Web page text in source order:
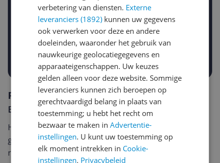
Gewenste daling of bedrag
-10%
Gewenste prijs
€
Prijsalert aanzetten
Reviews
Er zijn nog geen reviews geschreven
Heb jij dit product in bezit en wil je graag je mening
geven? Start dan hieronder met het schrijven van je
review. Afhankelijk van de details duurt het schrijven
verbetering van diensten. Externe
leveranciers (1892) kunnen uw gegevens
ook verwerken voor deze en andere
doeleinden, waaronder het gebruik van
nauwkeurige geolocatiegegevens en
apparaateigenschappen. Uw keuzes
gelden alleen voor deze website. Sommige
leveranciers kunnen zich beroepen op
gerechtvaardigd belang in plaats van
toestemming; u hebt het recht om
bezwaar te maken inAdvertentie-
instellingen. U kunt uw toestemming op
elk moment intrekken in Cookie-
instellingen. Privacybeleid